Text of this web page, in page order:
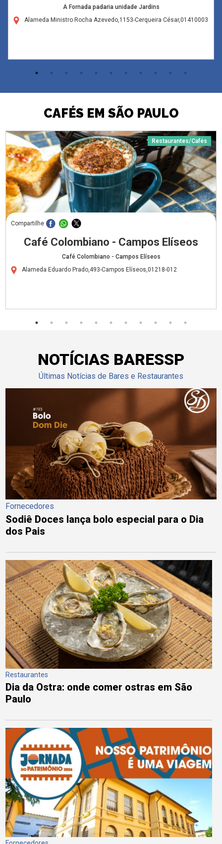
A Fornada padaria unidade Jardins
Alameda Ministro Rocha Azevedo,1153-Cerqueira César,01410003
CAFÉS EM SÃO PAULO
Restaurantes/Cafés
Compartilhe
Café Colombiano - Campos Elíseos
Café Colombiano - Campos Elíseos
Alameda Eduardo Prado,493-Campos Elíseos,01218-012
NOTÍCIAS BARESSP
Últimas Notícias de Bares e Restaurantes
Fornecedores
Sodiê Doces lança bolo especial para o Dia
dos Pais
Restaurantes
Dia da Ostra: onde comer ostras em São
Paulo